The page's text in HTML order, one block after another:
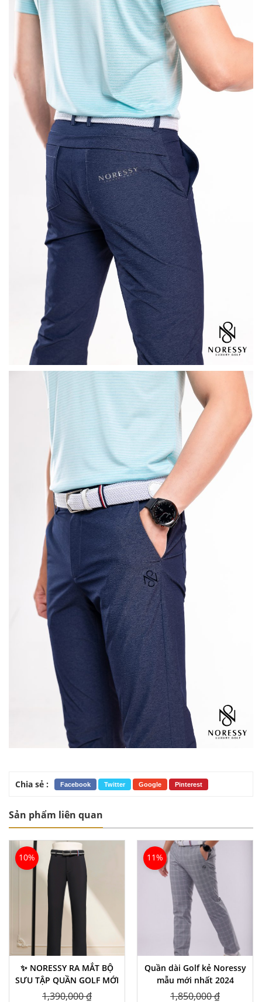
Chia sẻ : Facebook Twitter Google Pinterest
Sản phẩm liên quan
10%
✨ NORESSY RA MẮT BỘ
SƯU TẬP QUẦN GOLF MỚI
1,390,000 ₫
11%
Quần dài Golf kẻ Noressy
mẫu mới nhất 2024
1,850,000 ₫